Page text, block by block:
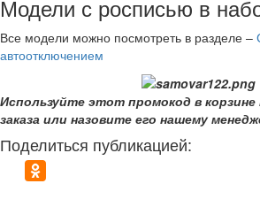
Модели с росписью в
Все модели можно посмотреть в разделе –
автоотключением
Используйте этот промокод в
заказа или назовите его нашему
Поделиться публикацией: